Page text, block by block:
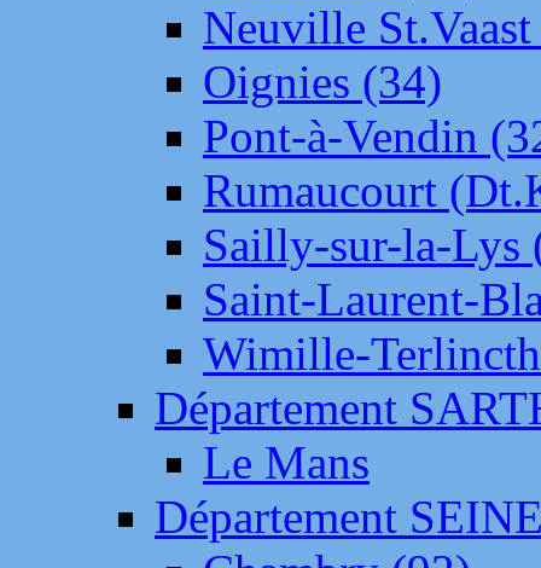
Neuville
Oignies (34)
Pont-à-Vendin
Rumaucourt
Sailly-sur-la-Lys
Saint-Laurent-
Wimille-
Département
Le Mans
Département